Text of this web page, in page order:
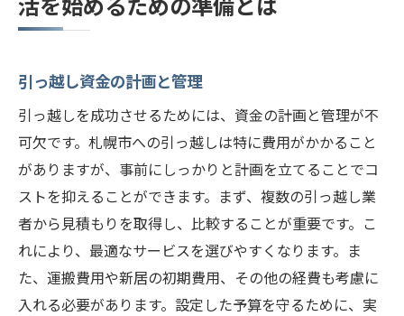
引っ越し資金の計画と管理
引っ越しを成功させるためには、資金の計画と管理が不
可欠です。札幌市への引っ越しは特に費用がかかること
がありますが、事前にしっかりと計画を立てることでコ
ストを抑えることができます。まず、複数の引っ越し業
者から見積もりを取得し、比較することが重要です。こ
れにより、最適なサービスを選びやすくなります。ま
た、運搬費用や新居の初期費用、その他の経費も考慮に
入れる必要があります。設定した予算を守るために、実